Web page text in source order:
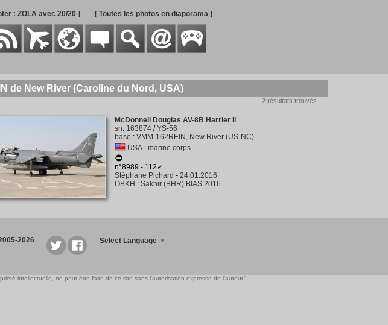
: ZOLA avec 20/20 ] [ Toutes les photos en diaporama ]
de New River (Caroline du Nord, USA)
. . . 2 résultats trouvés . . .
McDonnell Douglas AV-8B Harrier II
sn: 163874 /YS-56
base : VMM-162REIN, New River (US-NC)
USA - marine corps
n°8989 - 112✓
Stéphane Pichard - 24.01.2016
OBKH : Sakhir (BHR) BIAS 2016
2026 Select Language ▼
intellectuelle, ne peut être faite de ce site sans l'autorisation expresse de l'auteur."